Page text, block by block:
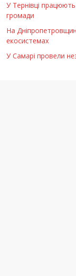
У Тернівці
громади
На
екосистемах
У Самарі провели